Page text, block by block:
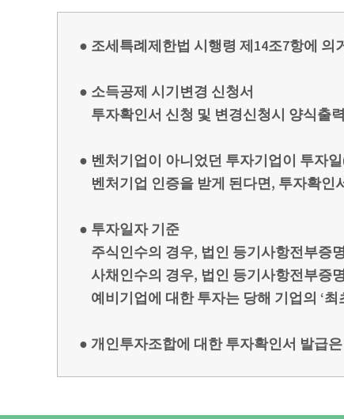
● 조세특례제한법 시행령 제14조7항에
● 소득공제 시기변경 신청서
투자확인서 신청 및 변경신청시 양식출
● 벤처기업이 아니었던 투자기업이 투자
벤처기업 인증을 받게 된다면, 투자확인
● 투자일자 기준
주식인수의 경우, 법인 등기사항전부증
사채인수의 경우, 법인 등기사항전부증
예비기업에 대한 투자는 당해 기업의 ‘최
● 개인투자조합에 대한 투자확인서 발급